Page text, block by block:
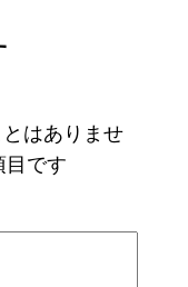
はありませ
目です